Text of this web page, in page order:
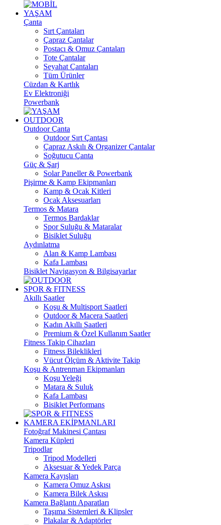
YAŞAM
Çanta
Sırt Çantaları
Çapraz Çantalar
Postacı & Omuz Çantaları
Tote Çantalar
Seyahat Çantaları
Tüm Ürünler
Cüzdan & Kartlık
Ev Elektroniği
Powerbank
OUTDOOR
Outdoor Çanta
Outdoor Sırt Çantası
Çapraz Askılı & Organizer Çantalar
Soğutucu Çanta
Güç & Şarj
Solar Paneller & Powerbank
Pişirme & Kamp Ekipmanları
Kamp & Ocak Kitleri
Ocak Aksesuarları
Termos & Matara
Termos Bardaklar
Spor Suluğu & Mataralar
Bisiklet Suluğu
Aydınlatma
Alan & Kamp Lambası
Kafa Lambası
Bisiklet Navigasyon & Bilgisayarlar
SPOR & FITNESS
Akıllı Saatler
Koşu & Multisport Saatleri
Outdoor & Macera Saatleri
Kadın Akıllı Saatleri
Premium & Özel Kullanım Saatler
Fitness Takip Cihazları
Fitness Bileklikleri
Vücut Ölçüm & Aktivite Takip
Koşu & Antrenman Ekipmanları
Koşu Yeleği
Matara & Suluk
Kafa Lambası
Bisiklet Performans
KAMERA EKİPMANLARI
Fotoğraf Makinesi Çantası
Kamera Küpleri
Tripodlar
Tripod Modelleri
Aksesuar & Yedek Parça
Kamera Kayışları
Kamera Omuz Askısı
Kamera Bilek Askısı
Kamera Bağlantı Aparatları
Taşıma Sistemleri & Klipsler
Plakalar & Adaptörler